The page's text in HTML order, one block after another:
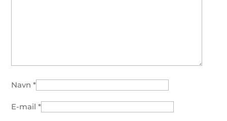
Navn*
E-mail*